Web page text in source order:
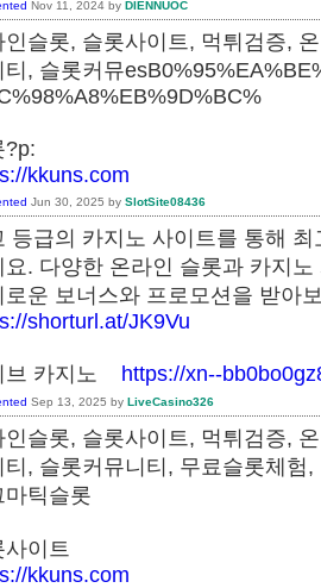
Nov 11, 2024 by DIENNUOC
인슬롯, 슬롯사이트, 먹튀검증,
티, 슬롯커뮤
?p:
kkuns.com
Jun 30, 2025 by SlotSite08436
등급의 카지노 사이트를 통해
요. 다양한 온라인 슬롯과 카지
로운 보너스와 프로모션을 받
shorturl.at/JK9Vu
브 카지노 https://xn--
Sep 13, 2025 by LiveCasino326
인슬롯, 슬롯사이트, 먹튀검증,
티, 슬롯커뮤니티, 무료슬롯체험
마틱슬롯
사이트
kkuns.com